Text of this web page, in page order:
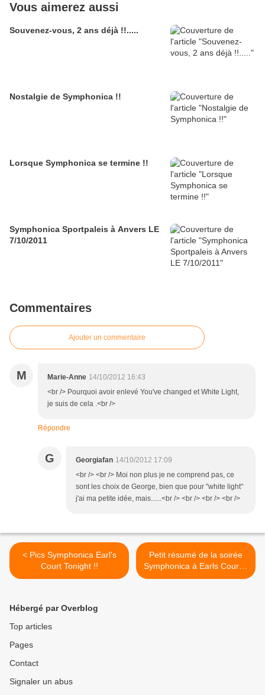
Vous aimerez aussi
Souvenez-vous, 2 ans déjà !!.....
Nostalgie de Symphonica !!
Lorsque Symphonica se termine !!
Symphonica Sportpaleis à Anvers LE
7/10/2011
Commentaires
Ajouter un commentaire
M Marie-Anne 14/10/2012 16:43
<br /> Pourquoi avoir enlevé You've changed et White Light,
je suis de cela .<br />
Répondre
G Georgiafan 14/10/2012 17:09
<br /> <br /> Moi non plus je ne comprend pas, ce
sont les choix de George, bien que pour "white light"
j'ai ma petite idée, mais......<br /> <br /> <br /> <br />
< Pics Symphonica Earl's
Court Tonight !!
Petit résumé de la soirée
Symphonica à Earls Court !!
>
Hébergé par Overblog
Top articles
Pages
Contact
Signaler un abus